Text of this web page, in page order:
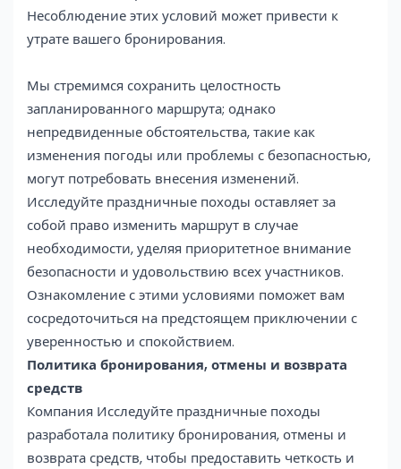
Несоблюдение этих условий может привести к
утрате вашего бронирования.
Мы стремимся сохранить целостность
запланированного маршрута; однако
непредвиденные обстоятельства, такие как
изменения погоды или проблемы с безопасностью,
могут потребовать внесения изменений.
Исследуйте праздничные походы оставляет за
собой право изменить маршрут в случае
необходимости, уделяя приоритетное внимание
безопасности и удовольствию всех участников.
Ознакомление с этими условиями поможет вам
сосредоточиться на предстоящем приключении с
уверенностью и спокойствием.
Политика бронирования, отмены и возврата
средств
Компания Исследуйте праздничные походы
разработала политику бронирования, отмены и
возврата средств, чтобы предоставить четкость и